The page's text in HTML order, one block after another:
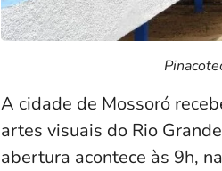
A cidade de Mossoró
artes visuais do Rio
abertura acontece às 9h,